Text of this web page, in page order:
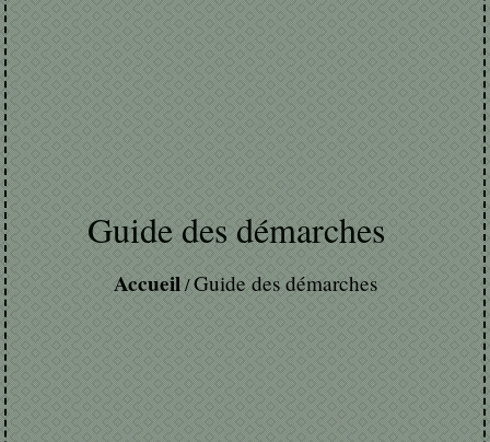
Guide des démarches
Accueil/Guide des démarches